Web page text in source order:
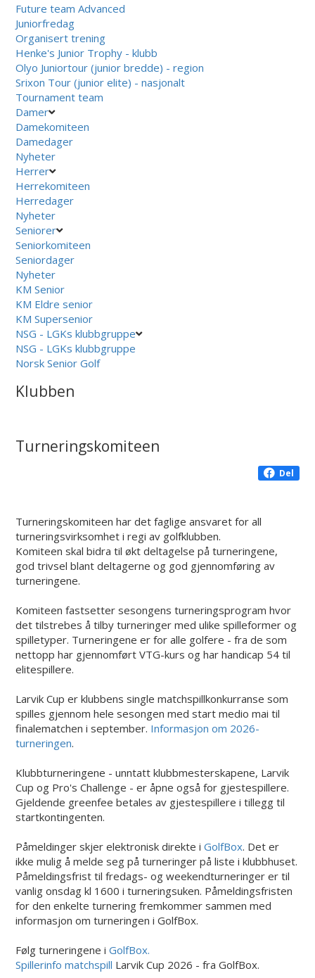
Future team Advanced
Juniorfredag
Organisert trening
Henke's Junior Trophy - klubb
Olyo Juniortour (junior bredde) - region
Srixon Tour (junior elite) - nasjonalt
Tournament team
Damer
Damekomiteen
Damedager
Nyheter
Herrer
Herrekomiteen
Herredager
Nyheter
Seniorer
Seniorkomiteen
Seniordager
Nyheter
KM Senior
KM Eldre senior
KM Supersenior
NSG - LGKs klubbgruppe
NSG - LGKs klubbgruppe
Norsk Senior Golf
Klubben
Turneringskomiteen
Del
Turneringskomiteen har det faglige ansvaret for all
turneringsvirksomhet i regi av golfklubben.
Komiteen skal bidra til økt deltagelse på turneringene,
god trivsel blant deltagerne og god gjennomføring av
turneringene.
Komiteen fastsetter sesongens turneringsprogram hvor
det tilstrebes å tilby turneringer med ulike spilleformer og
spilletyper. Turneringene er for alle golfere - fra de som
nettopp har gjennomført VTG-kurs og har handicap 54 til
elitespillere.
Larvik Cup er klubbens single matchspillkonkurranse som
spilles gjennom hele sesongen med start medio mai til
finalematchen i september. Informasjon om 2026-
turneringen.
Klubbturneringene - unntatt klubbmesterskapene, Larvik
Cup og Pro's Challenge - er åpne også for gjestespillere.
Gjeldende greenfee betales av gjestespillere i tillegg til
startkontingenten.
Påmeldinger skjer elektronisk direkte iGolfBox. Det er
ikke mulig å melde seg på turneringer på liste i klubbhuset.
Påmeldingsfrist til fredags- og weekendturneringer er til
vanlig onsdag kl 1600 i turneringsuken. Påmeldingsfristen
for den enkelte turnering fremkommer sammen med
informasjon om turneringen i GolfBox.
Følg turneringene iGolfBox.
Spillerinfo matchspill Larvik Cup 2026 - fra GolfBox.